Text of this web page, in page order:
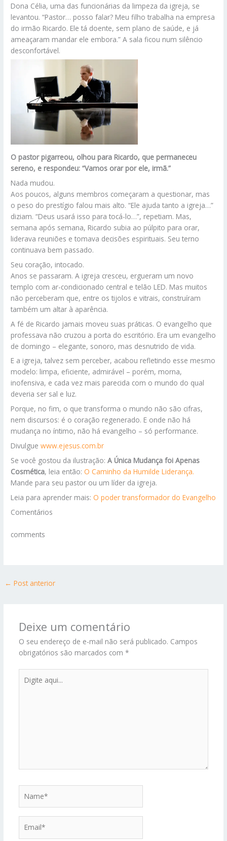
Dona Célia, uma das funcionárias da limpeza da igreja, se
levantou. “Pastor… posso falar? Meu filho trabalha na empresa
do irmão Ricardo. Ele tá doente, sem plano de saúde, e já
ameaçaram mandar ele embora.” A sala ficou num silêncio
desconfortável.
O pastor pigarreou, olhou para Ricardo, que permaneceu
sereno, e respondeu: “Vamos orar por ele, irmã.”
Nada mudou.
Aos poucos, alguns membros começaram a questionar, mas
o peso do prestígio falou mais alto. “Ele ajuda tanto a igreja…”
diziam. “Deus usará isso para tocá-lo…”, repetiam. Mas,
semana após semana, Ricardo subia ao púlpito para orar,
liderava reuniões e tomava decisões espirituais. Seu terno
continuava bem passado.
Seu coração, intocado.
Anos se passaram. A igreja cresceu, ergueram um novo
templo com ar-condicionado central e telão LED. Mas muitos
não perceberam que, entre os tijolos e vitrais, construíram
também um altar à aparência.
A fé de Ricardo jamais moveu suas práticas. O evangelho que
professava não cruzou a porta do escritório. Era um evangelho
de domingo – elegante, sonoro, mas desnutrido de vida.
E a igreja, talvez sem perceber, acabou refletindo esse mesmo
modelo: limpa, eficiente, admirável – porém, morna,
inofensiva, e cada vez mais parecida com o mundo do qual
deveria ser sal e luz.
Porque, no fim, o que transforma o mundo não são cifras,
nem discursos: é o coração regenerado. E onde não há
mudança no íntimo, não há evangelho – só performance.
Divulguewww.ejesus.com.br
Se você gostou da ilustração:A Única Mudança foi Apenas
Cosmética, leia então:O Caminho da Humilde Liderança.
Mande para seu pastor ou um líder da igreja.
Leia para aprender mais:O poder transformador do Evangelho
Comentários
comments
← Post anterior
Deixe um comentário
O seu endereço de e-mail não será publicado. Campos
obrigatórios são marcados com *
aqui...